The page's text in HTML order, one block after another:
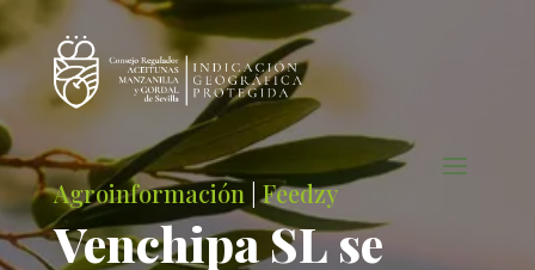
Agroinformación |Feedzy
Venchipa SL se